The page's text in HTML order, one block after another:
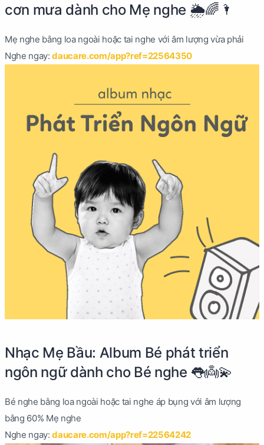
cơn mưa dành cho Mẹ nghe 🌦🌈🌂
Mẹ nghe bằng loa ngoài hoặc tai nghe với âm lượng vừa phải
Nghe ngay:daucare.com/app?ref=22564350
Nhạc Mẹ Bầu: Album Bé phát triển
ngôn ngữ dành cho Bé nghe 👅👼💫
Bé nghe bằng loa ngoài hoặc tai nghe áp bụng với âm lượng
bằng 60% Mẹ nghe
Nghe ngay:daucare.com/app?ref=22564242